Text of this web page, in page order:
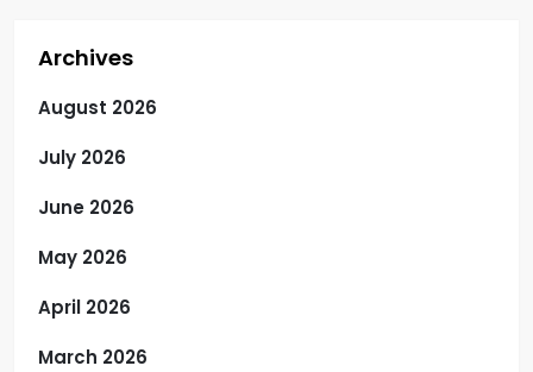
Archives
August 2026
July 2026
June 2026
May 2026
April 2026
March 2026